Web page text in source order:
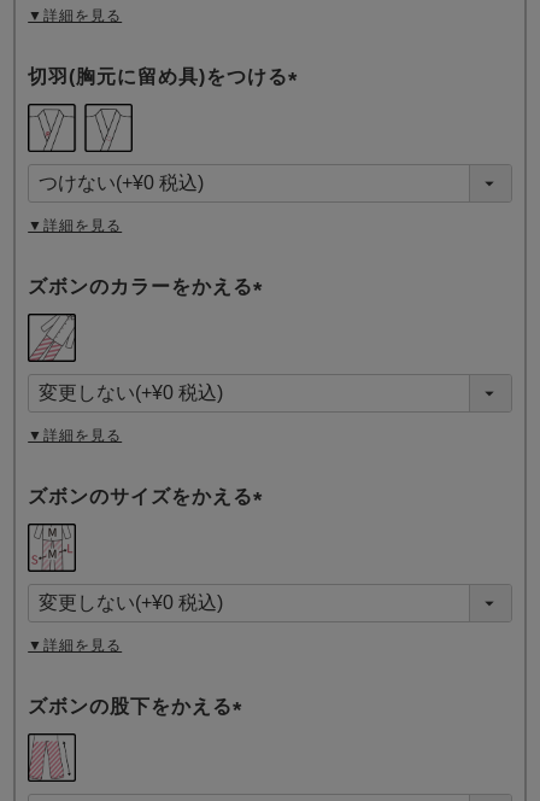
▼詳細を見る
切羽(胸元に留め具)をつける
須
)
▼詳細を見る
ズボンのカラーをかえる
須
)
▼詳細を見る
ズボンのサイズをかえる
須
)
▼詳細を見る
ズボンの股下をかえる